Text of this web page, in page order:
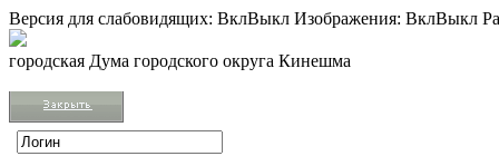
Версия для слабовидящих: ВклВыкл Изображения: ВклВыкл
городская Дума городского округа Кинешма